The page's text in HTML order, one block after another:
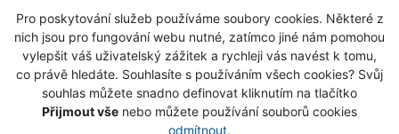
Pro poskytování služeb používáme soubory cookies. Některé z
nich jsou pro fungování webu nutné, zatímco jiné nám pomohou
vylepšit váš uživatelský zážitek a rychleji vás navést k tomu,
co právě hledáte. Souhlasíte s používáním všech cookies? Svůj
souhlas můžete snadno definovat kliknutím na tlačítko
Přijmout vše nebo můžete používání souborů cookies
odmítnout.